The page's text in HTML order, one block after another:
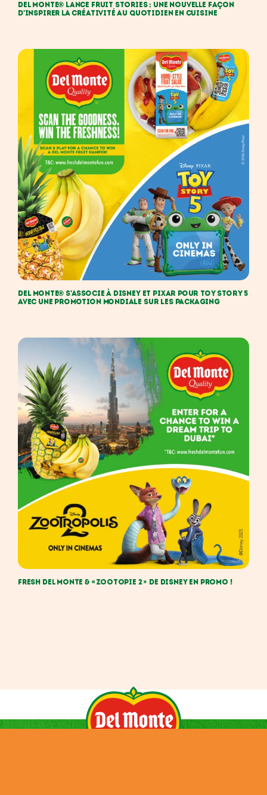
Del Monte® Lance Fruit Stories : une nouvelle façon
d’inspirer la créativité au quotidien en cuisine
DEL MONTE® S’ASSOCIE À DISNEY ET PIXAR POUR TOY STORY 5
AVEC UNE PROMOTION MONDIALE SUR LES PACKAGING
Fresh Del Monte & « Zootopie 2 » de Disney en promo !